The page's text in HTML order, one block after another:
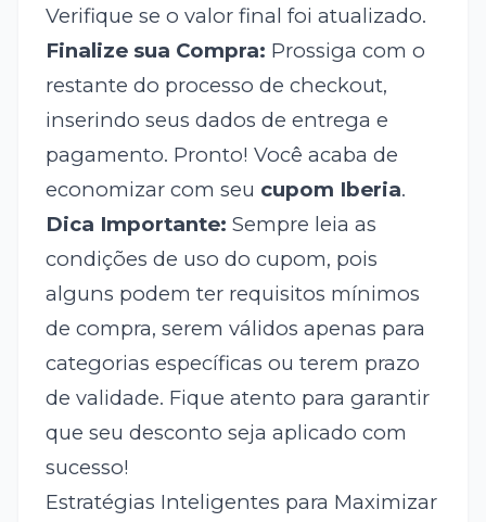
Verifique se o valor final foi atualizado.
Finalize sua Compra: Prossiga com o
restante do processo de checkout,
inserindo seus dados de entrega e
pagamento. Pronto! Você acaba de
economizar com seu cupom Iberia.
Dica Importante: Sempre leia as
condições de uso do cupom, pois
alguns podem ter requisitos mínimos
de compra, serem válidos apenas para
categorias específicas ou terem prazo
de validade. Fique atento para garantir
que seu desconto seja aplicado com
sucesso!
Estratégias Inteligentes para Maximizar